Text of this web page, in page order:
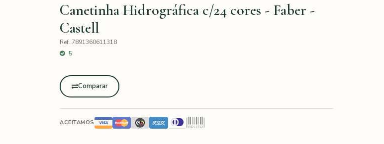
Canetinha Hidrográfica c/24 cores - Faber -
Castell
Ref. 7891360611318
5
Comparar
ACEITAMOS